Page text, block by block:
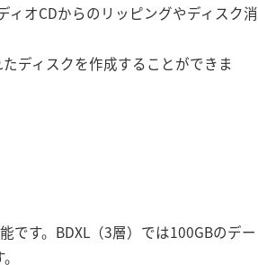
オCDからのリッピングやディスク消
ディスクを作成することができま
です。BDXL（3層）では100GBのデー